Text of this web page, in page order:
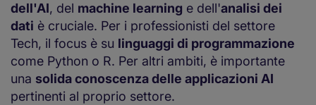
dell'AI, del machine learning e dell'analisi dei
dati è cruciale. Per i professionisti del settore
Tech, il focus è su linguaggi di programmazione
come Python o R. Per altri ambiti, è importante
una solida conoscenza delle applicazioni AI
pertinenti al proprio settore.